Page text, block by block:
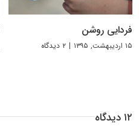
فردایی روشن
۱۵ اردیبهشت, ۱۳۹۵ | ۲ دیدگاه
۱۲ دیدگاه